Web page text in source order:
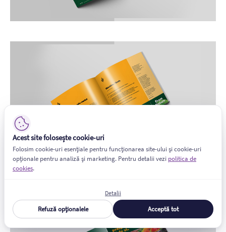
Acest site folosește cookie-uri
Folosim cookie-uri esențiale pentru funcționarea site-ului și cookie-uri
opționale pentru analiză și marketing. Pentru detalii vezi politica de
cookies.
Detalii
Refuză opționalele Acceptă tot